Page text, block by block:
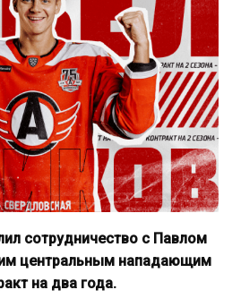
сотрудничество с Павлом
центральным нападающим
на два года.